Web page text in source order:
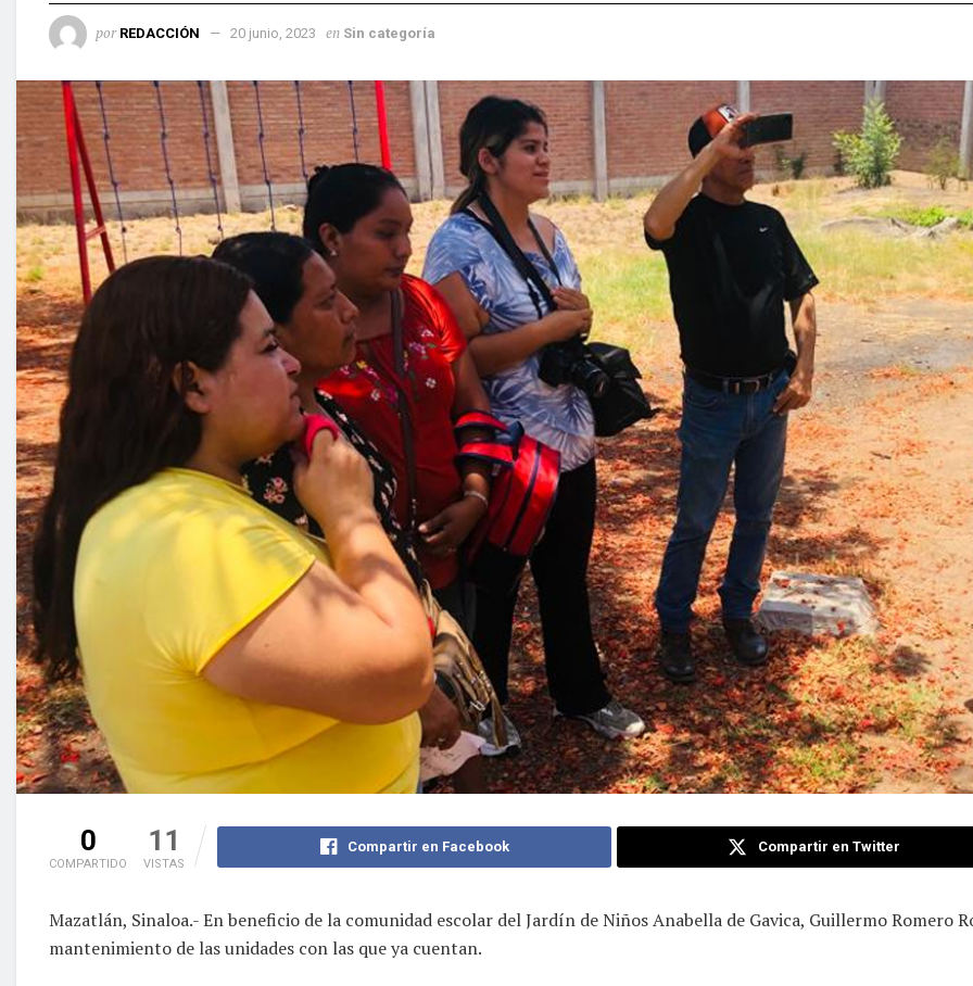
por REDACCIÓN 20 junio, 2023 en Sin categoría
0
COMPARTIDO
11
VISTAS
Compartir en Facebook Compartir en Twitter
Mazatlán, Sinaloa.- En beneficio de la comunidad escolar del Jardín de Niños Anabella de Gavica, Guillermo Romero
mantenimiento de las unidades con las que ya cuentan.